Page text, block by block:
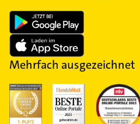
Mehrfach ausgezeichnet